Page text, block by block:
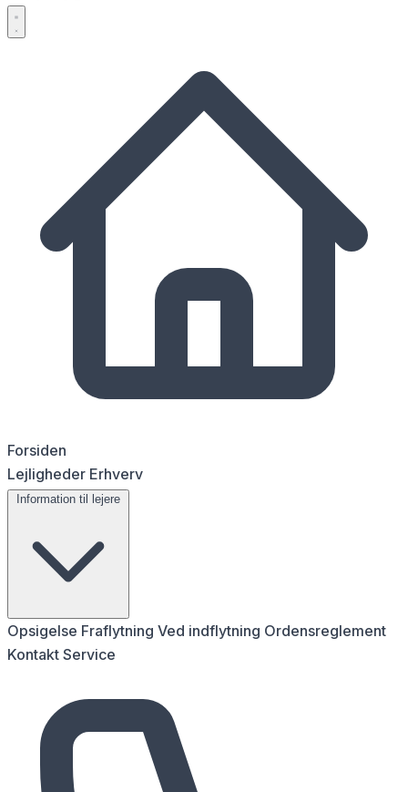
Forsiden
Lejligheder Erhverv
Information til lejere
Opsigelse Fraflytning Ved indflytning Ordensreglement
Kontakt Service